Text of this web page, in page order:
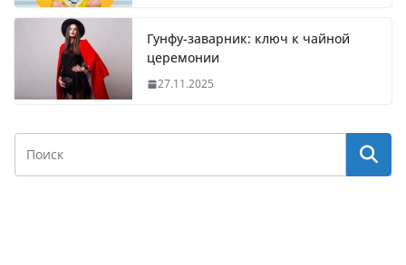
Гунфу-заварник: ключ к чайной
церемонии
27.11.2025